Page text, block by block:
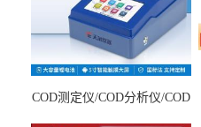
COD测定仪/COD分析仪/COD